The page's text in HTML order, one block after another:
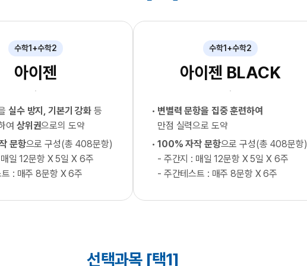
수학1+수학2
아이젠
실수 방지, 기본기 강화 등
여 상위권으로의 도약
문항으로 구성(총 408문항)
일 12문항 X 5일 X 6주
: 매주 8문항 X 6주
수학1+수학2
아이젠 BLACK
변별력 문항을 집중 훈련하여
만점 실력으로 도약
100% 자작 문항으로 구성(총 408문항)
- 주간지 : 매일 12문항 X 5일 X 6주
- 주간테스트 : 매주 8문항 X 6주
선택과목 [택1]